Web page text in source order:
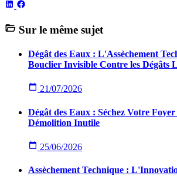
Sur le même sujet
Dégât des Eaux : L'Assèchement
Bouclier Invisible Contre les Dégâts
21/07/2026
Dégât des Eaux : Séchez Votre
Démolition Inutile
25/06/2026
Assèchement Technique :